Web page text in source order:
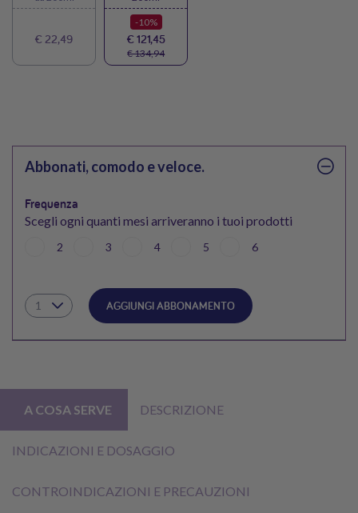
€ 22,49
-10%
€ 121,45
€ 134,94
Abbonati, comodo e veloce.
Frequenza
Scegli ogni quanti mesi arriveranno i tuoi prodotti
2 3 4 5 6
AGGIUNGI ABBONAMENTO
A COSA SERVE DESCRIZIONE
INDICAZIONI E DOSAGGIO
CONTROINDICAZIONI E PRECAUZIONI